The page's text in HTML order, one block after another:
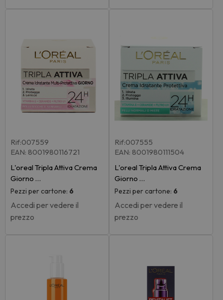
Rif:007559
EAN: 8001980116721
L'oreal Tripla Attiva Crema
Giorno …
Pezzi per cartone: 6
Accedi per vedere il
prezzo
Rif:007555
EAN: 8001980111504
L'oreal Tripla Attiva Crema
Giorno …
Pezzi per cartone: 6
Accedi per vedere il
prezzo